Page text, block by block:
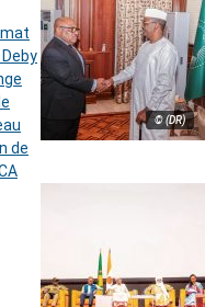
© (DR)
de